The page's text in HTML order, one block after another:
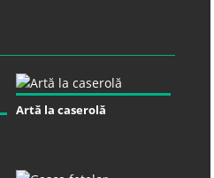
Artă la caserolă